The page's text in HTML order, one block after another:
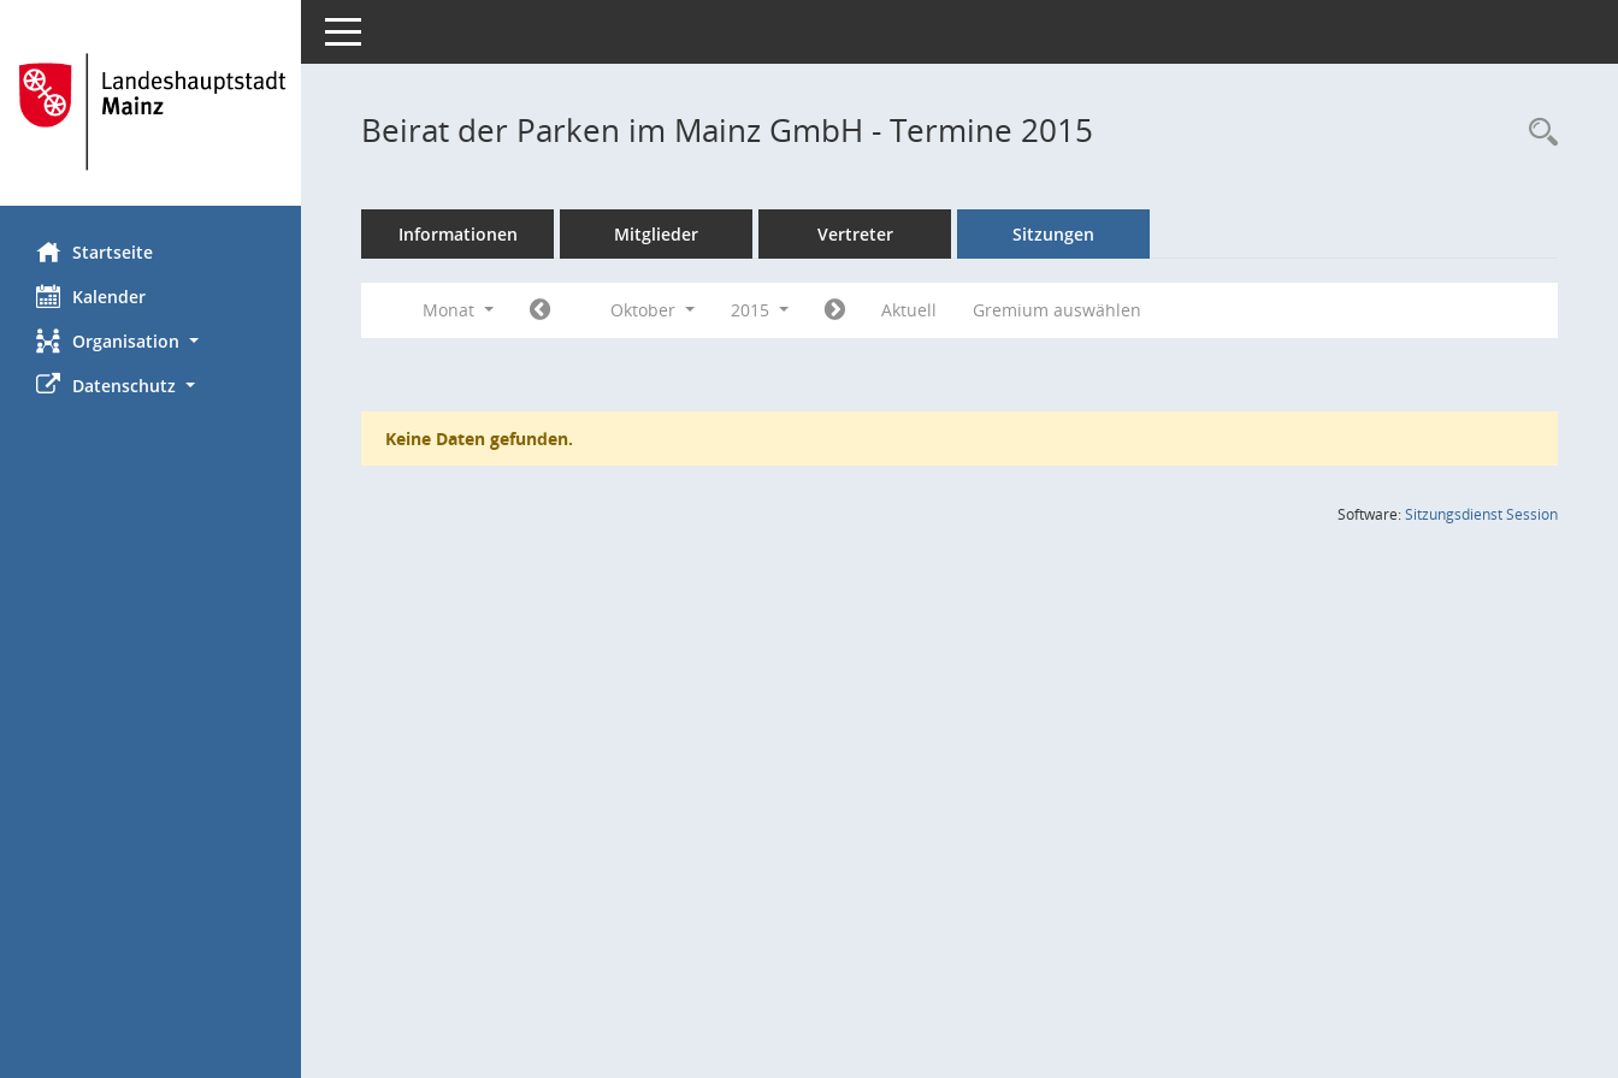
Startseite
Kalender
Organisation
Datenschutz
Toggle navigation
Beirat der Parken im Mainz GmbH - Termine 2015
Informationen Mitglieder Vertreter Sitzungen
Monat Oktober 2015 Aktuell Gremium auswählen
Keine Daten gefunden.
Software:SitzungsdienstSession(Wird in